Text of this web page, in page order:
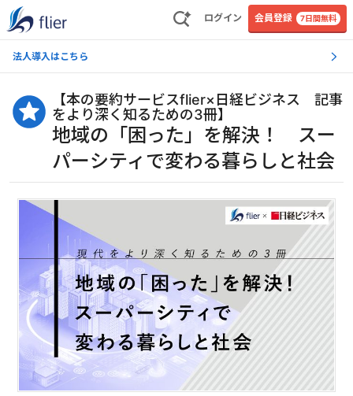
ログイン 会員登録 7日間無料
法人導入はこちら
【本の要約サービスflier×日経ビジネス 記事
をより深く知るための3冊】
地域の「困った」を解決！ スー
パーシティで変わる暮らしと社会